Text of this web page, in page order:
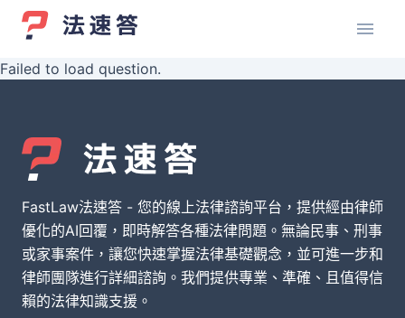
Failed to load question.
FastLaw法速答 - 您的線上法律諮詢平台，提供經由律師
優化的AI回覆，即時解答各種法律問題。無論民事、刑事
或家事案件，讓您快速掌握法律基礎觀念，並可進一步和
律師團隊進行詳細諮詢。我們提供專業、準確、且值得信
賴的法律知識支援。